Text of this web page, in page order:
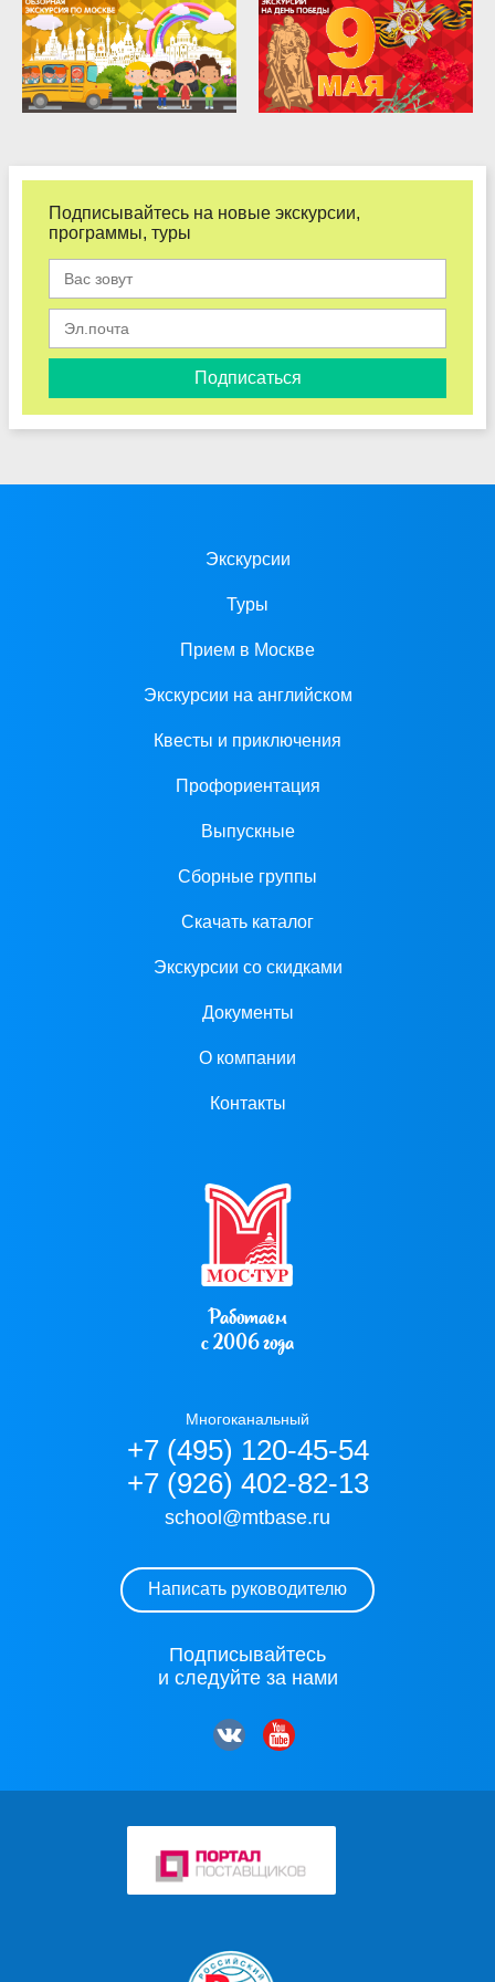
Подписывайтесь на новые экскурсии,
программы, туры
Подписаться
Экскурсии
Туры
Прием в Москве
Экскурсии на английском
Квесты и приключения
Профориентация
Выпускные
Сборные группы
Скачать каталог
Экскурсии со скидками
Документы
О компании
Контакты
Работаем
с 2006 года
Многоканальный
+7 (495) 120-45-54
+7 (926) 402-82-13
school@mtbase.ru
Написать руководителю
Подписывайтесь
и следуйте за нами